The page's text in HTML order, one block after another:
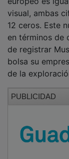
visual, ambas
12 ceros. Este
en términos de
de registrar
bolsa su
de la